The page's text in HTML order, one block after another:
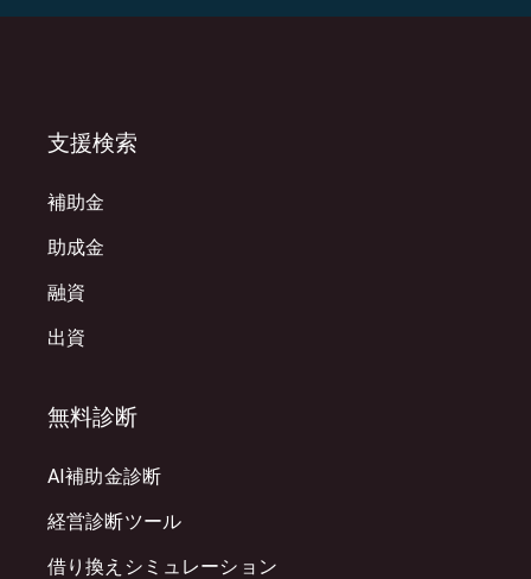
支援検索
補助金
助成金
融資
出資
無料診断
AI補助金診断
経営診断ツール
借り換えシミュレーション